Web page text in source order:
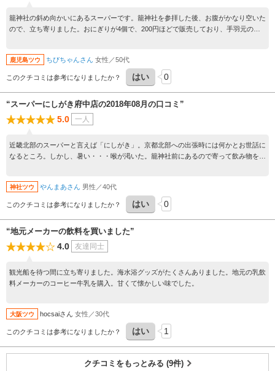
籠神社の斜め向かいにあるスーパーです。籠神社を参拝した後、お腹がかなり空いた
ので、立ち寄りました。おにぎりが4個で、200円ほどで販売しており、手羽元の塩
鹿児島ツウ ちびちゃんさん 女性／50代
このクチコミは参考になりましたか？ はい 0
“スーパーにしがき府中店の2018年08月の口コミ”
5.0 一人
近畿北部のスーパーと言えば「にしがき」。京都北部への出張時には何かとお世話に
なるところ。しかし、暑い・・・喉が渇いた。籠神社前にあるので寄って飲み物を買
神社ツウ やんまあさん 男性／40代
このクチコミは参考になりましたか？ はい 0
“地元メーカーの飲料を買いました”
4.0 友達同士
観光船を待つ間に立ち寄りました。海水浴グッズがたくさんありました。地元の乳飲
料メーカーのコーヒー牛乳を購入。甘くて懐かしい味でした。
大阪ツウ hocsaiさん 女性／30代
このクチコミは参考になりましたか？ はい 1
クチコミをもっとみる (9件)